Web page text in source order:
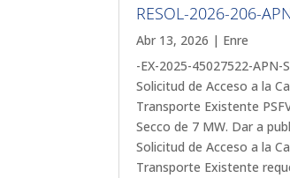
RESOL-2026-206-
Abr 13, 2026 | Enre
-EX-2025-45027522-APN-
Solicitud de Acceso a la
Transporte Existente
Secco de 7 MW. Dar a
Solicitud de Acceso a la
Transporte Existente